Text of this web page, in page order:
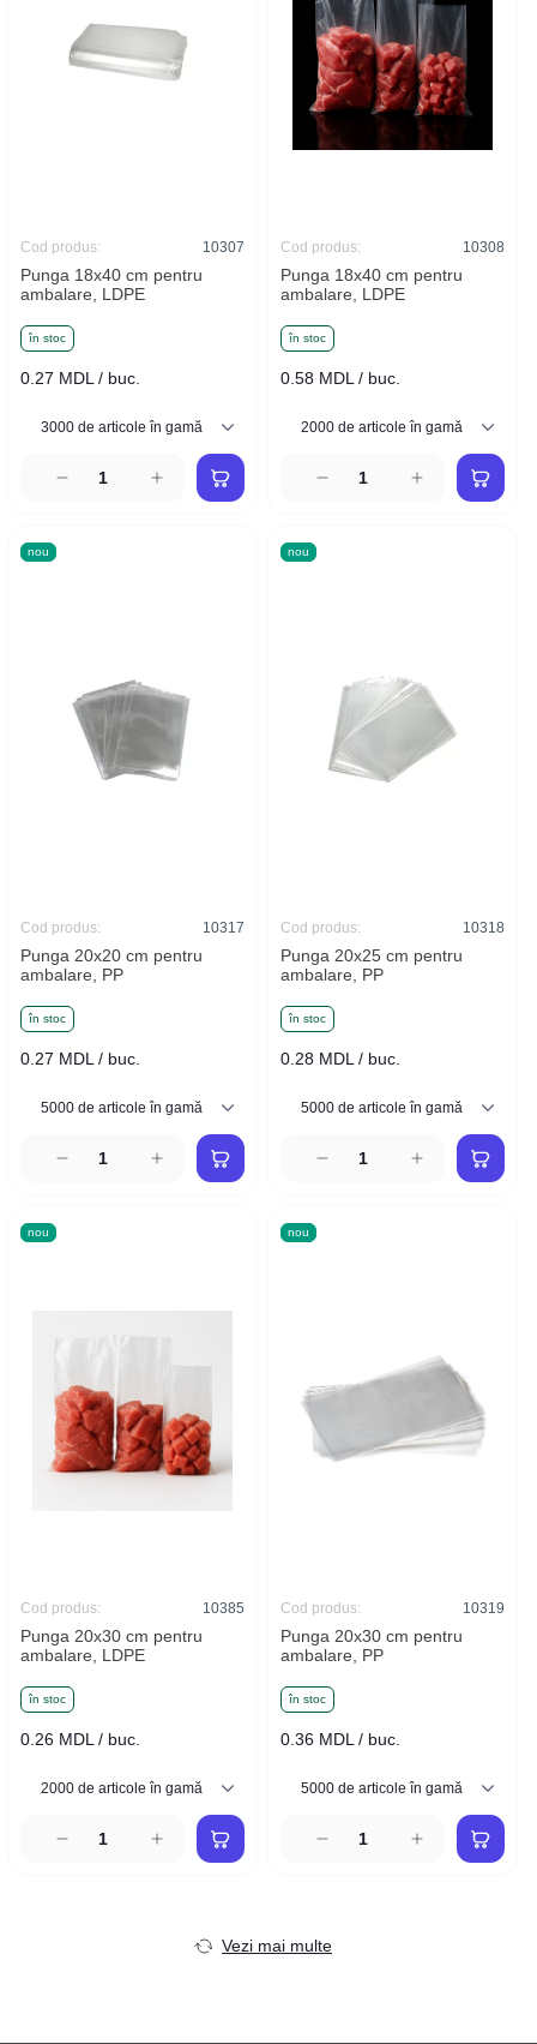
în stoc
Punga 18x40 cm pentru
ambalare, LDPE
Cod produs: 10307
0.27 MDL / buc.
în stoc
Punga 18x40 cm pentru
ambalare, LDPE
Cod produs: 10308
0.58 MDL / buc.
nou
în stoc
Punga 20x20 cm pentru
ambalare, PP
Cod produs: 10317
0.27 MDL / buc.
nou
în stoc
Punga 20x25 cm pentru
ambalare, PP
Cod produs: 10318
0.28 MDL / buc.
nou
în stoc
Punga 20x30 cm pentru
ambalare, LDPE
Cod produs: 10385
0.26 MDL / buc.
nou
în stoc
Punga 20x30 cm pentru
ambalare, PP
Cod produs: 10319
0.36 MDL / buc.
Vezi mai multe